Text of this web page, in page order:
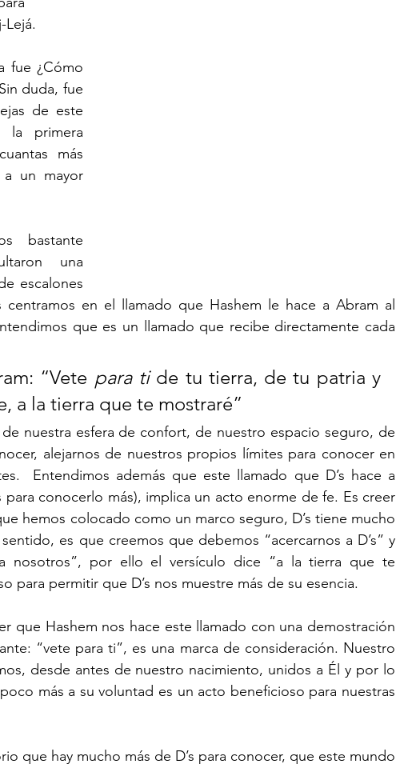
Lejá.
fue ¿Cómo
duda, fue
de este
primera
más
un mayor
bastante
una
escalones
en el llamado que Hashem le hace a Abram al
que es un llamado que recibe directamente cada
“Vete para ti de tu tierra, de tu patria y
a la tierra que te mostraré”
nuestra esfera de confort, de nuestro espacio seguro, de
alejarnos de nuestros propios límites para conocer en
Entendimos además que este llamado que D’s hace a
para conocerlo más), implica un acto enorme de fe. Es creer
hemos colocado como un marco seguro, D’s tiene mucho
es que creemos que debemos “acercarnos a D’s” y
nosotros”, por ello el versículo dice “a la tierra que te
para permitir que D’s nos muestre más de su esencia.
que Hashem nos hace este llamado con una demostración
“vete para ti”, es una marca de consideración. Nuestro
desde antes de nuestro nacimiento, unidos a Él y por lo
más a su voluntad es un acto beneficioso para nuestras
que hay mucho más de D’s para conocer, que este mundo